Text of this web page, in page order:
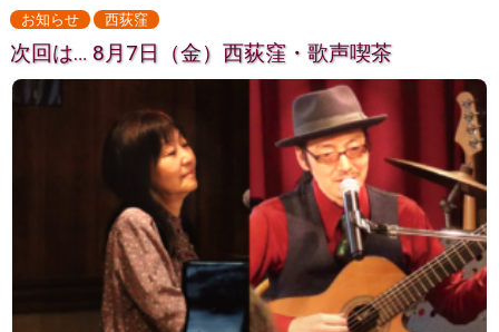
お知らせ 西荻窪
次回は… 8月7日（金）西荻窪・歌声喫茶